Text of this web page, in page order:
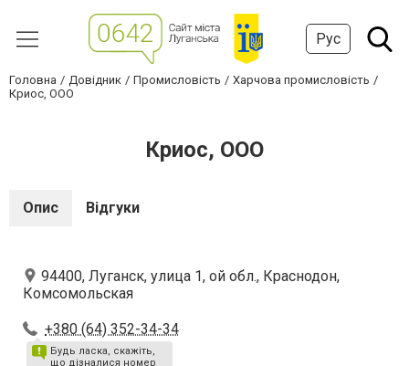
Рус
Головна Довідник Промисловість
Харчова промисловість
Криос, ООО
Криос, ООО
Опис Відгуки
94400, Луганск, улица 1, ой обл., Краснодон,
Комсомольская
+380 (64) 352-34-34
Будь ласка, скажіть,
що дізналися номер